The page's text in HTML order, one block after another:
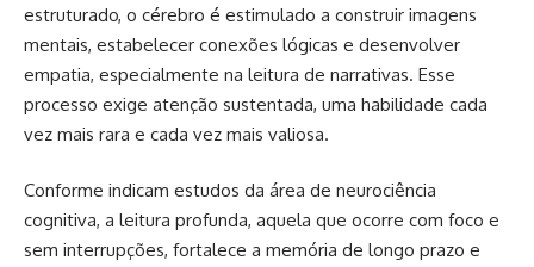
estruturado, o cérebro é estimulado a construir imagens
mentais, estabelecer conexões lógicas e desenvolver
empatia, especialmente na leitura de narrativas. Esse
processo exige atenção sustentada, uma habilidade cada
vez mais rara e cada vez mais valiosa.
Conforme indicam estudos da área de neurociência
cognitiva, a leitura profunda, aquela que ocorre com foco e
sem interrupções, fortalece a memória de longo prazo e